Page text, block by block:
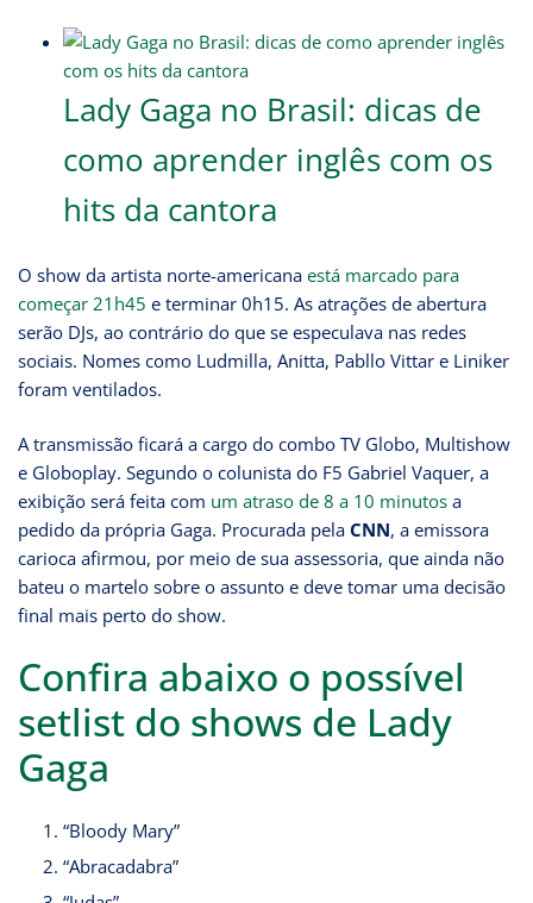
Lady Gaga no Brasil: dicas de
como aprender inglês com os
hits da cantora
O show da artista norte-americana está marcado para
começar 21h45 e terminar 0h15. As atrações de abertura
serão DJs, ao contrário do que se especulava nas redes
sociais. Nomes como Ludmilla, Anitta, Pabllo Vittar e Liniker
foram ventilados.
A transmissão ficará a cargo do combo TV Globo, Multishow
e Globoplay. Segundo o colunista do F5 Gabriel Vaquer, a
exibição será feita com um atraso de 8 a 10 minutos a
pedido da própria Gaga. Procurada pela CNN, a emissora
carioca afirmou, por meio de sua assessoria, que ainda não
bateu o martelo sobre o assunto e deve tomar uma decisão
final mais perto do show.
Confira abaixo o possível
setlist do shows de Lady
Gaga
“Bloody Mary”
“Abracadabra”